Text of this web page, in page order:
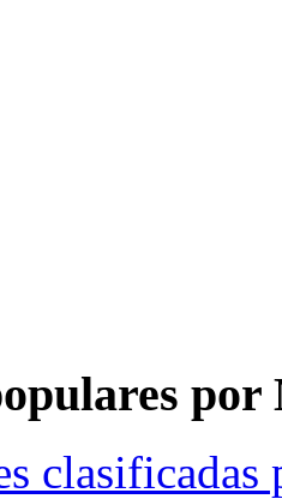
por
clasificadas